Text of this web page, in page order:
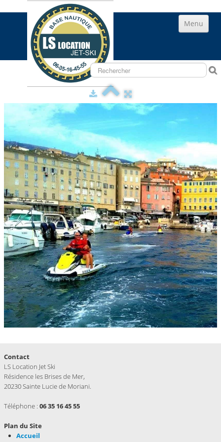
Menu
ACCUEIL
RANDONNÉES LS
CONTACT
Contact
LS Location Jet Ski
Résidence les Brises de Mer,
20230 Sainte Lucie de Moriani.
Téléphone : 06 35 16 45 55
Plan du Site
Accueil